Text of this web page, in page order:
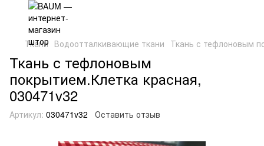
Ткани Водоотталкивающие ткани Ткань с тефлоновым
Ткань с тефлоновым
покрытием.Клетка красная,
030471v32
Артикул: 030471v32 Оставить отзыв